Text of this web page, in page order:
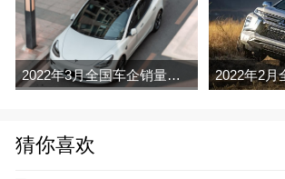
2022年3月全国车企销量排行榜完整版
猜你喜欢